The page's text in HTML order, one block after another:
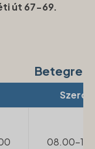
út 67-69.
Szerda
08.00-